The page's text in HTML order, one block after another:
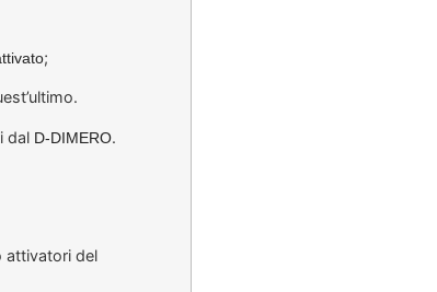
;
dal D-DIMERO.
attivatori del